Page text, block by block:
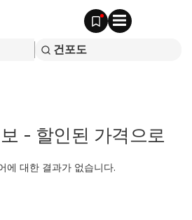
- 할인된 가격으로
에 대한 결과가 없습니다.